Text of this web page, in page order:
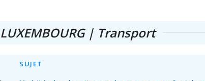
LUXEMBOURG | Transport
SUJET